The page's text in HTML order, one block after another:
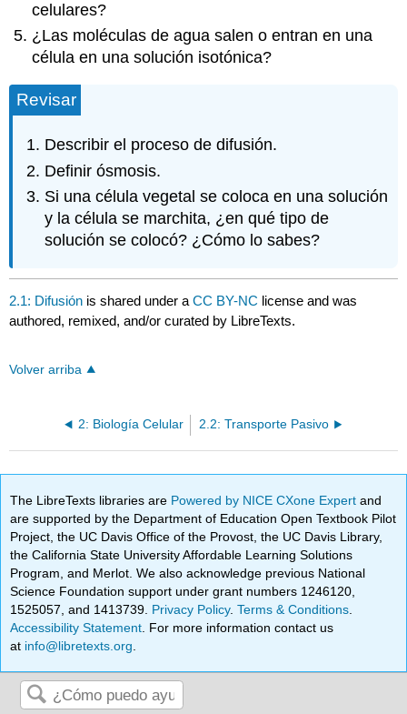
celulares?
¿Las moléculas de agua salen o entran en una
célula en una solución isotónica?
Revisar
Describir el proceso de difusión.
Definir ósmosis.
Si una célula vegetal se coloca en una solución
y la célula se marchita, ¿en qué tipo de
solución se colocó? ¿Cómo lo sabes?
2.1: Difusión is shared under aCC BY-NC license and was
authored, remixed, and/or curated by LibreTexts.
Volver arriba
2: Biología Celular 2.2: Transporte Pasivo
The LibreTexts libraries are Powered by NICE CXone Expertand
are supported by the Department of Education Open Textbook Pilot
Project, the UC Davis Office of the Provost, the UC Davis Library,
the California State University Affordable Learning Solutions
Program, and Merlot. We also acknowledge previous National
Science Foundation support under grant numbers 1246120,
1525057, and 1413739. Privacy Policy.Terms & Conditions
Accessibility Statement . For more information contact us
at info@libretexts.org